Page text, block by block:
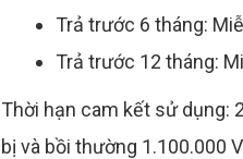
Trả trước 6 tháng:
Trả trước 12 tháng:
Thời hạn cam kết sử dụng:
bị và bồi thường 1.100.000